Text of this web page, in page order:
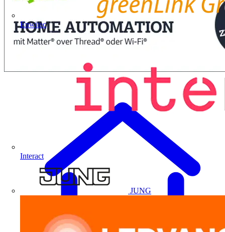
Enwitec
Interact
JUNG